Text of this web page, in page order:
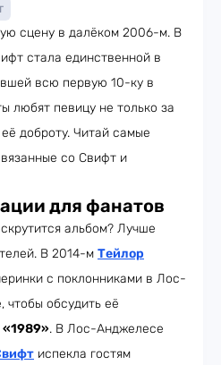
сцену в далёком 2006-м. В
стала единственной в
всю первую 10-ку в
любят певицу не только за
доброту. Читай самые
со Свифт и
для фанатов
альбом? Лучше
В 2014-м Тейлор
с поклонниками в Лос-
обсудить её
«1989». В Лос-Анджелесе
испекла гостям